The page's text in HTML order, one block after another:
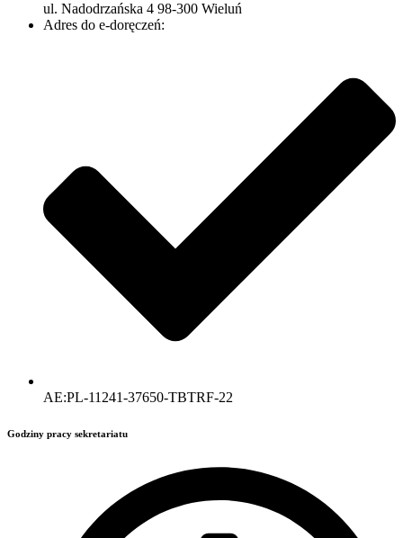
ul. Nadodrzańska 4 98-300 Wieluń
Adres do e-doręczeń:
AE:PL-11241-37650-TBTRF-22
Godziny pracy sekretariatu